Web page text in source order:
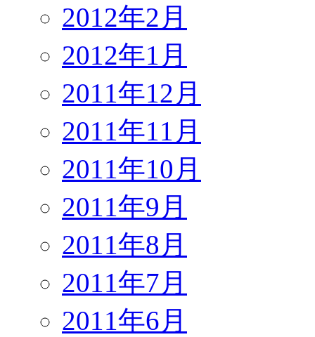
2012年2月
2012年1月
2011年12月
2011年11月
2011年10月
2011年9月
2011年8月
2011年7月
2011年6月